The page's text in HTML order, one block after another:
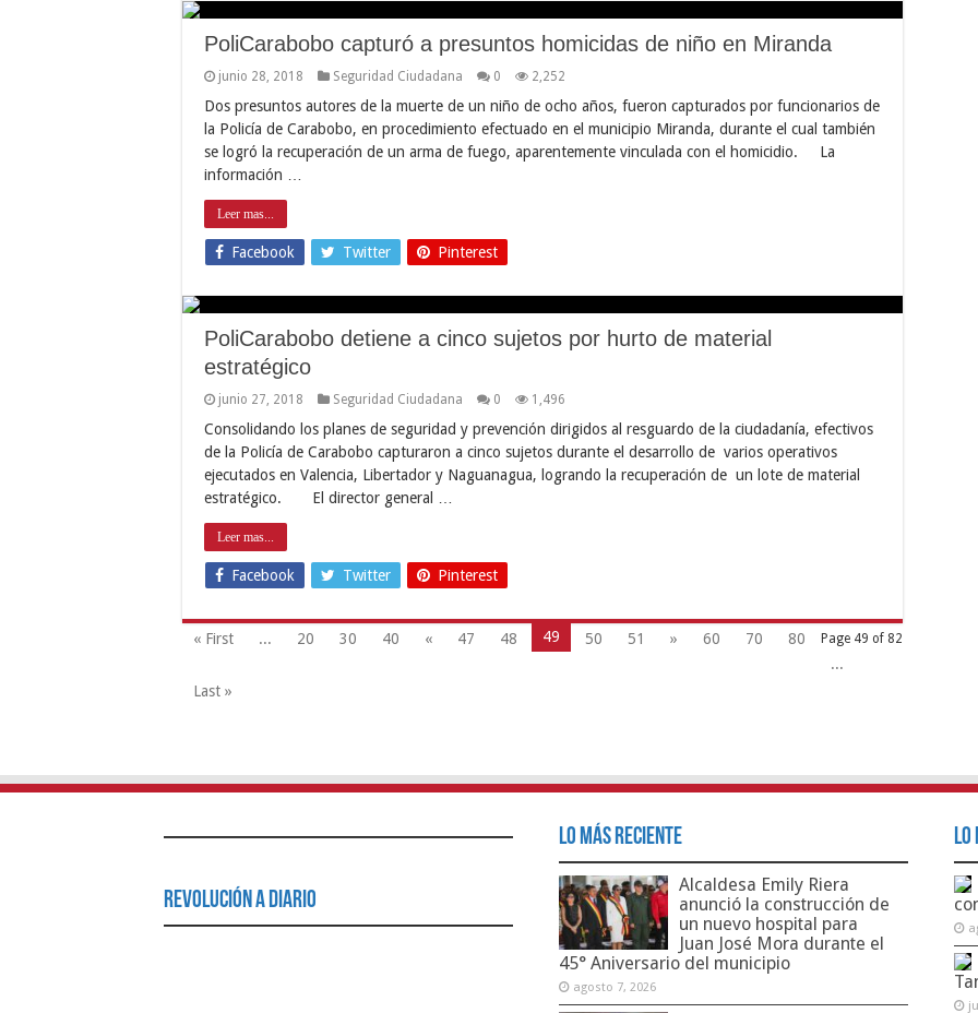
PoliCarabobo capturó a presuntos homicidas de niño en Miranda
junio 28, 2018 Seguridad Ciudadana 0 2,252
Dos presuntos autores de la muerte de un niño de ocho años, fueron capturados por funcionarios de
la Policía de Carabobo, en procedimiento efectuado en el municipio Miranda, durante el cual también
se logró la recuperación de un arma de fuego, aparentemente vinculada con el homicidio. La
información …
Leer mas...
Facebook Twitter Pinterest
PoliCarabobo detiene a cinco sujetos por hurto de material
estratégico
junio 27, 2018 Seguridad Ciudadana 0 1,496
Consolidando los planes de seguridad y prevención dirigidos al resguardo de la ciudadanía, efectivos
de la Policía de Carabobo capturaron a cinco sujetos durante el desarrollo de varios operativos
ejecutados en Valencia, Libertador y Naguanagua, logrando la recuperación de un lote de material
estratégico. El director general …
Leer mas...
Facebook Twitter Pinterest
Page 49 of 82
« First ... 20 30 40 « 47 48 49 50 51 » 60 70
80
...
Last »
Revolución a Diario
Lo Más Reciente
Alcaldesa Emily Riera
anunció la construcción de
un nuevo hospital para
Juan José Mora durante el
45° Aniversario del municipio
agosto 7, 2026